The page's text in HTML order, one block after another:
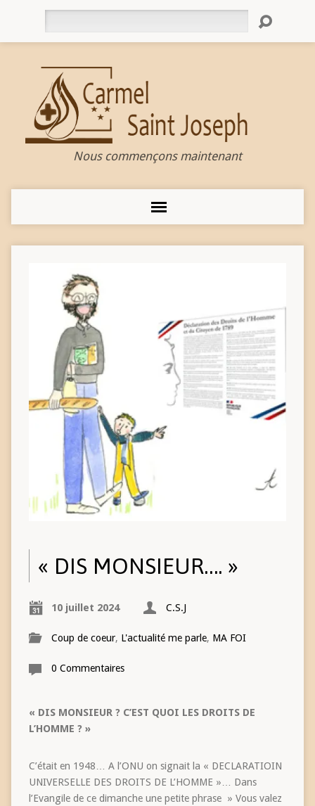
Nous commençons maintenant
« DIS MONSIEUR…. »
10 juillet 2024 C.S.J
Coup de coeur, L'actualité me parle, MA FOI
0 Commentaires
« DIS MONSIEUR ? C’EST QUOI LES DROITS DE
L’HOMME ? »
C’était en 1948… A l’ONU on signait la « DECLARATIOIN
UNIVERSELLE DES DROITS DE L’HOMME »… Dans
l’Evangile de ce dimanche une petite phrase » Vous valez